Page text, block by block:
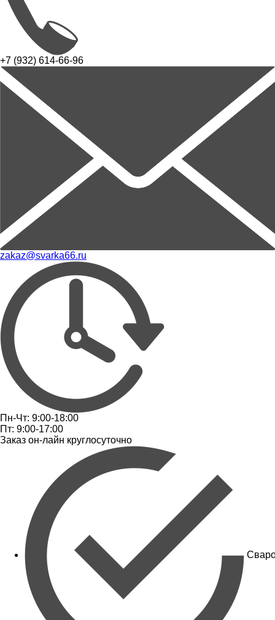
+7 (932) 614-66-96
zakaz@svarka66.ru
Пн-Чт: 9:00-18:00
Пт: 9:00-17:00
Заказ он-лайн круглосуточно